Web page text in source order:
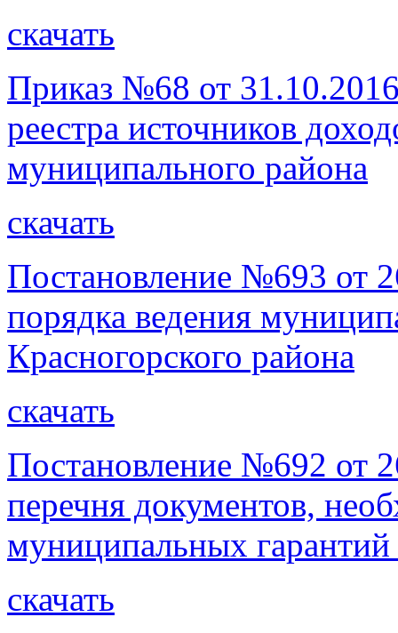
скачать
Приказ №68 от
реестра источников
муниципального района
скачать
Постановление №693 от
порядка ведения
Красногорского района
скачать
Постановление №692 от
перечня документов,
муниципальных гарантий
скачать